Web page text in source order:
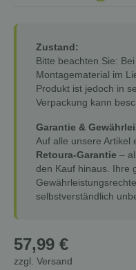
Zustand:
Bitte beachten Sie:
Montagematerial im
Produkt ist jedoch in
Verpackung kann
Garantie &
Auf alle unsere Artikel
Retoura-Garantie –
den Kauf hinaus. Ihre
selbstverständlich
57,99 €
zzgl. Versand